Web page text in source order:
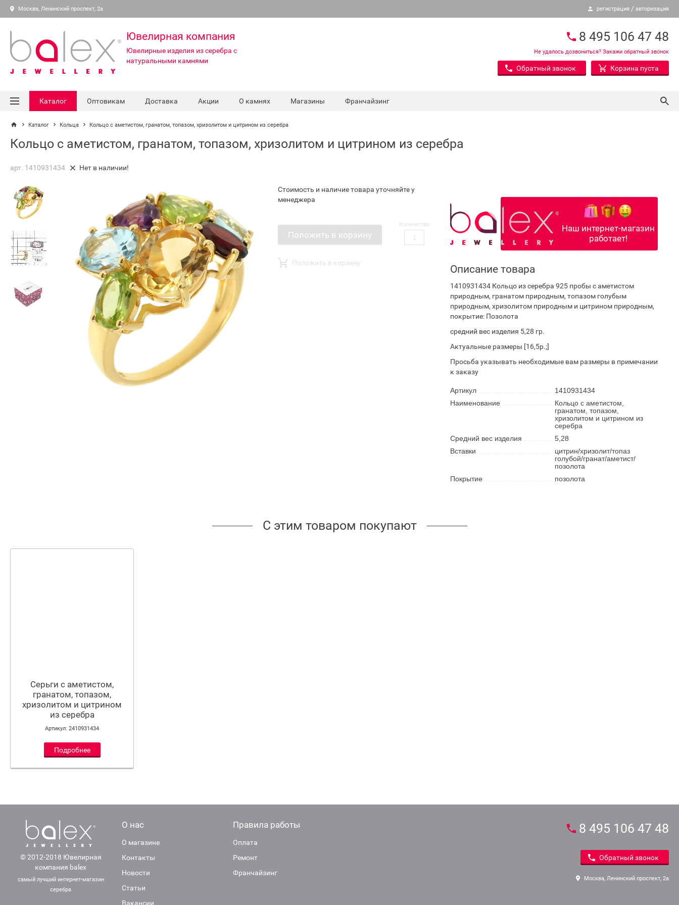
Москва, Ленинский проспект, 2а регистрация / авторизация
Ювелирная компания
Ювелирные изделия из серебра с
натуральными камнями
8 495 106 47 48
Не удалось дозвониться? Закажи обратный звонок
Обратный звонок Корзина пуста
Каталог Оптовикам Доставка Акции О камнях Магазины Франчайзинг
Каталог Кольца Кольцо с аметистом, гранатом, топазом, хризолитом и цитрином из серебра
Кольцо с аметистом, гранатом, топазом, хризолитом и цитрином из серебра
арт. 1410931434 Нет в наличии!
Стоимость и наличие товара уточняйте у
менеджера
Положить в корзину
Количество
Положить в корзину
Наш интернет-магазин
работает!
Описание товара
1410931434 Кольцо из серебра 925 пробы с аметистом
природным, гранатом природным, топазом голубым
природным, хризолитом природным и цитрином природным,
покрытие: Позолота
средний вес изделия 5,28 гр.
Актуальные размеры [16,5р.;]
Просьба указывать необходимые вам размеры в примечании
к заказу
Артикул
1410931434
Наименование
Кольцо с аметистом,
гранатом, топазом,
хризолитом и цитрином из
серебра
Средний вес изделия
5,28
Вставки
цитрин/хризолит/топаз
голубой/гранат/аметист/
позолота
Покрытие
позолота
С этим товаром покупают
Серьги с аметистом,
гранатом, топазом,
хризолитом и цитрином
из серебра
Артикул: 2410931434
Подробнее
© 2012-2018 Ювелирная
компания balex
самый лучший интернет-магазин
серебра
О нас
О магазине
Контакты
Новости
Статьи
Вакансии
Правила работы
Оплата
Ремонт
Франчайзинг
8 495 106 47 48
Обратный звонок
Москва, Ленинский проспект, 2а